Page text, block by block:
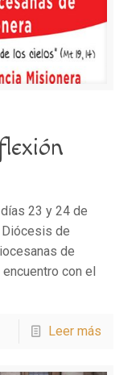
23 y 24 de
de
de
con el
Leer más